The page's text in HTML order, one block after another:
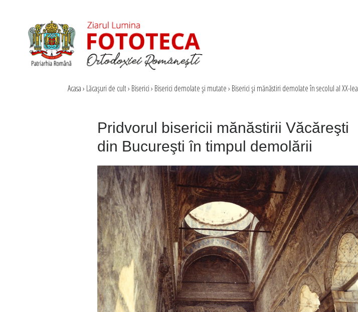
Acasa› Lăcaşuri de cult› Biserici› Biserici demolate şi mutate› Biserici şi mănăstiri demolate în secolul al XX-lea
Pridvorul bisericii mănăstirii Văcăreşti
din Bucureşti în timpul demolării